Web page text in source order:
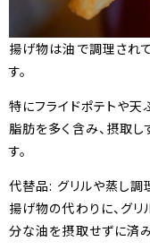
揚げ物は油で調理され
す。
特にフライドポテトや
脂肪を多く含み、摂取
す。
代替品: グリルや蒸し調
揚げ物の代わりに、グ
分な油を摂取せずに済み